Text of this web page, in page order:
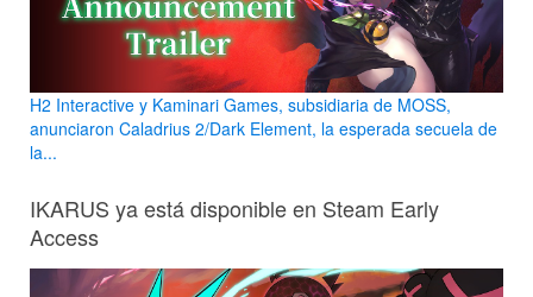
H2 Interactive y Kaminari Games, subsidiaria de MOSS,
anunciaron Caladrius 2/Dark Element, la esperada secuela de
la...
IKARUS ya está disponible en Steam Early
Access